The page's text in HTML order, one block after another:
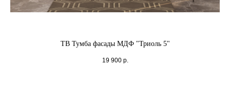
ТВ Тумба фасады МДФ "Триоль 5"
19 900 р.